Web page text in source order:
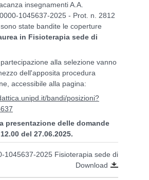
insegnamenti A.A.
1045637-2025 - Prot. n. 2812
state bandite le coperture
in Fisioterapia sede di
alla selezione vanno
dell'apposita procedura
accessibile alla pagina:
bandi/posizioni?
presentazione delle domande
del 27.06.2025.
1045637-2025 Fisioterapia sede di
Download